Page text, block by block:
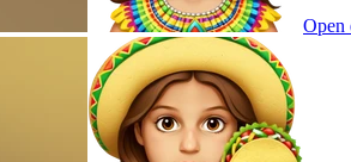
Open